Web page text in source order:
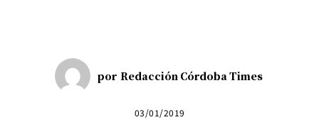
por Redacción Córdoba Times
03/01/2019